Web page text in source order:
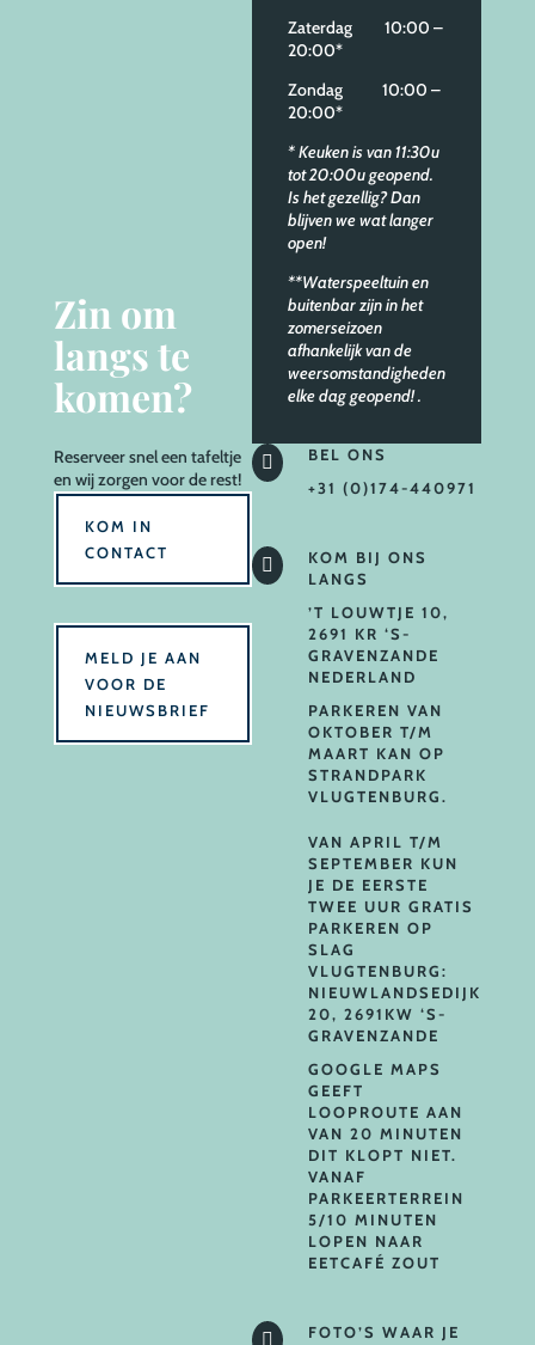
Zin om
langs te
komen?
Reserveersnel een tafeltje
en wij zorgen voor de rest!
KOM IN
CONTACT
MELD JE AAN
VOOR DE
NIEUWSBRIEF
Zaterdag 10:00 –
20:00*
Zondag 10:00 –
20:00*
* Keuken is van 11:30u
tot 20:00u geopend.
Is het gezellig? Dan
blijven we wat langer
open!
**Waterspeeltuin en
buitenbar zijn in het
zomerseizoen
afhankelijk van de
weersomstandigheden
elke dag geopend!.

BEL ONS
+31 (0)174-440971

KOM BIJ ONS
LANGS
’T LOUWTJE 10,
2691 KR ‘S-
GRAVENZANDE
NEDERLAND
PARKEREN VAN
OKTOBER T/M
MAART KAN OP
STRANDPARK
VLUGTENBURG.
VAN APRIL T/M
SEPTEMBER KUN
JE DE EERSTE
TWEE UUR GRATIS
PARKEREN OP
SLAG
VLUGTENBURG:
NIEUWLANDSEDIJK
20, 2691KW ‘S-
GRAVENZANDE
GOOGLE MAPS
GEEFT
LOOPROUTE AAN
VAN 20 MINUTEN
DIT KLOPT NIET.
VANAF
PARKEERTERREIN
5/10 MINUTEN
LOPEN NAAR
EETCAFÉ ZOUT

FOTO’S WAAR JE